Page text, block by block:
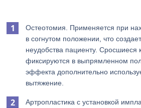
Остеотомия. Применяется при
в согнутом положении, что
неудобства пациенту. Сросшиеся
фиксируются в выпрямленном
эффекта дополнительно
вытяжение.
Артропластика с установкой